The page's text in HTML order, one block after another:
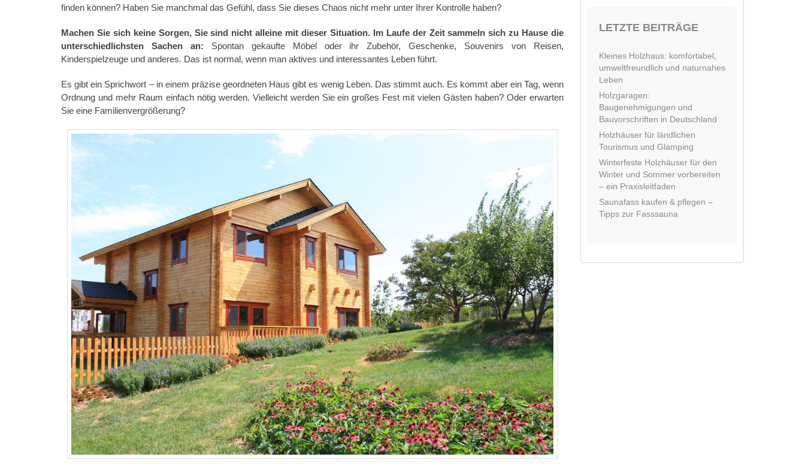
finden können? Haben Sie manchmal das Gefühl, dass Sie dieses Chaos nicht mehr unter Ihrer Kontrolle haben?
Machen Sie sich keine Sorgen, Sie sind nicht alleine mit dieser Situation. Im Laufe der Zeit sammeln sich zu Hause die
unterschiedlichsten Sachen an: Spontan gekaufte Möbel oder ihr Zubehör, Geschenke, Souvenirs von Reisen,
Kinderspielzeuge und anderes. Das ist normal, wenn man aktives und interessantes Leben führt.
Es gibt ein Sprichwort – in einem präzise geordneten Haus gibt es wenig Leben. Das stimmt auch. Es kommt aber ein Tag, wenn
Ordnung und mehr Raum einfach nötig werden. Vielleicht werden Sie ein großes Fest mit vielen Gästen haben? Oder erwarten
Sie eine Familienvergrößerung?
LETZTE BEITRÄGE
Kleines Holzhaus: komfortabel,
umweltfreundlich und naturnahes
Leben
Holzgaragen:
Baugenehmigungen und
Bauvorschriften in Deutschland
Holzhäuser für ländlichen
Tourismus und Glamping
Winterfeste Holzhäuser für den
Winter und Sommer vorbereiten
– ein Praxisleitfaden
Saunafass kaufen & pflegen –
Tipps zur Fasssauna